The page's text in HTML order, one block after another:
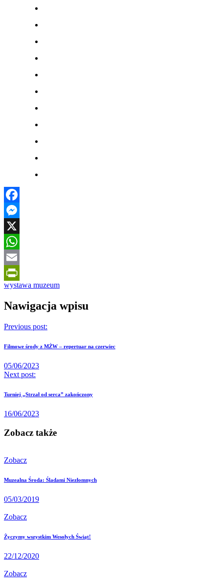
Facebook
Messenger
X
WhatsApp
Email
PrintFriendly
wystawa muzeum
Nawigacja wpisu
Previous post:
Filmowe środy z MŻW – repertuar na czerwiec
05/06/2023
Next post:
Turniej „Strzał od serca” zakończony
16/06/2023
Zobacz także
Zobacz
Muzealna Środa: Śladami Niezłomnych
05/03/2019
Zobacz
Życzymy wszystkim Wesołych Świąt!
22/12/2020
Zobacz